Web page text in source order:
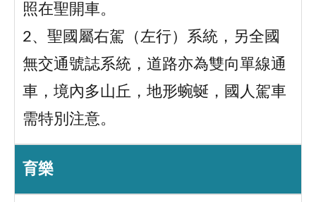
照在聖開車。
2、聖國屬右駕（左行）系統，另全國
無交通號誌系統，道路亦為雙向單線通
車，境內多山丘，地形蜿蜒，國人駕車
需特別注意。
育樂